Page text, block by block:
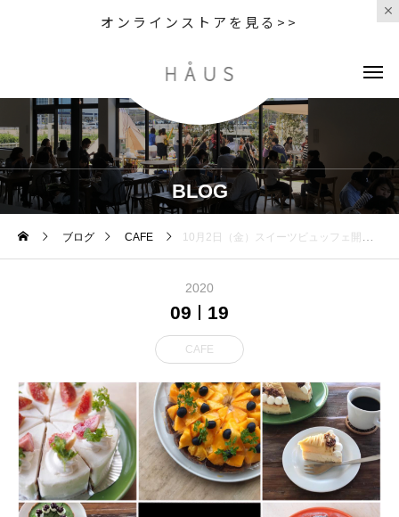
オンラインストアを見る>>
BLOG
ブログ CAFE 10月2日（金）スイーツビュッフェ開催 FUN!FUN!FRIDAY ※ご予約方法は最後の方をお読みください HAUSレストランで人
2020
09 19
CAFE